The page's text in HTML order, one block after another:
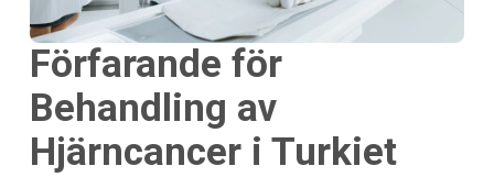
Förfarande för
Behandling av
Hjärncancer i Turkiet